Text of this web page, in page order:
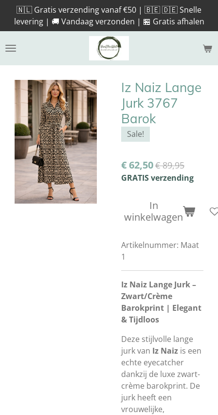
direct
naar
de
🇳🇱 Gratis verzending vanaf €50 | 🇧🇪 🇩🇪 Snelle
levering | 🚚 Vandaag verzonden | 🏪 Gratis afhalen
Iz Naiz Lange
Jurk 3767
Barok
Sale!
€ 62,50€ 89,95
GRATIS verzending
In
winkelwagen
Artikelnummer: Maat
1
Iz Naiz Lange Jurk –
Zwart/Crème
Barokprint | Elegant
& Tijdloos
Deze stijlvolle lange
jurk van Iz Naiz is een
echte eyecatcher
dankzij de luxe zwart-
crème barokprint. De
jurk heeft een
vrouwelijke,